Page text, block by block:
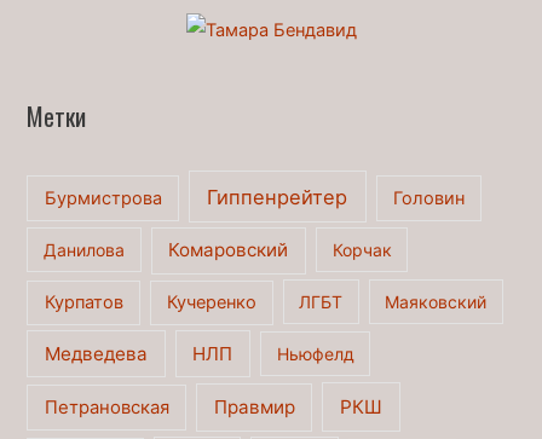
Метки
Бурмистрова Гиппенрейтер Головин
Данилова Комаровский Корчак
Курпатов Кучеренко ЛГБТ Маяковский
Медведева НЛП Ньюфелд
Петрановская Правмир РКШ